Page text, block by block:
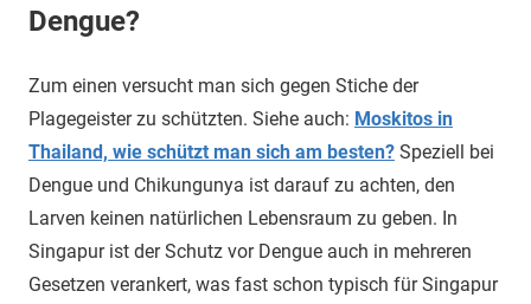
Dengue?
Zum einen versucht man sich gegen Stiche der
Plagegeister zu schützten. Siehe auch: Moskitos in
Thailand, wie schützt man sich am besten? Speziell bei
Dengue und Chikungunya ist darauf zu achten, den
Larven keinen natürlichen Lebensraum zu geben. In
Singapur ist der Schutz vor Dengue auch in mehreren
Gesetzen verankert, was fast schon typisch für Singapur